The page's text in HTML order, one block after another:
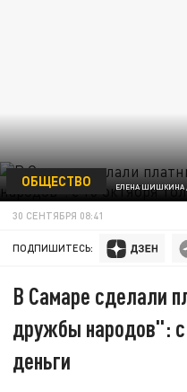
ЕЛЕНА ШИШКИНА /
ОБЩЕСТВО
30 СЕНТЯБРЯ 08:41
ПОДПИШИТЕСЬ:
В Самаре сделали
дружбы народов": с
деньги